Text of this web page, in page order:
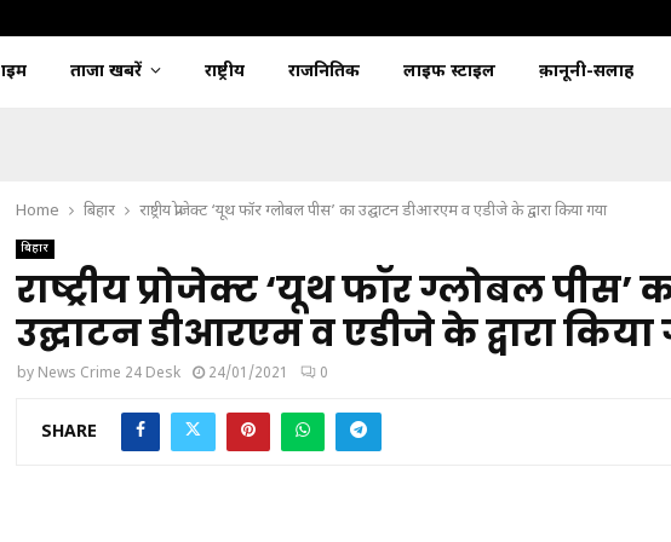
क्राइम ताजा खबरें राष्ट्रीय राजनितिक लाइफ स्टाइल क़ानूनी-सलाह
Home बिहार राष्ट्रीय प्रोजेक्ट ‘यूथ फॉर ग्लोबल पीस’ का उद्घाटन डीआरएम व एडीजे के द्वारा किया गया
बिहार
राष्ट्रीय प्रोजेक्ट ‘यूथ फॉर ग्लोबल पीस’
उद्घाटन डीआरएम व एडीजे के द्वारा किया
by News Crime 24 Desk 24/01/2021 0
SHARE